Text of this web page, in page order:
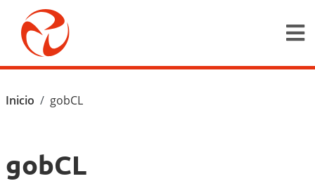
Pasar al contenido principal
Ruta de navegación
Inicio gobCL
gobCL